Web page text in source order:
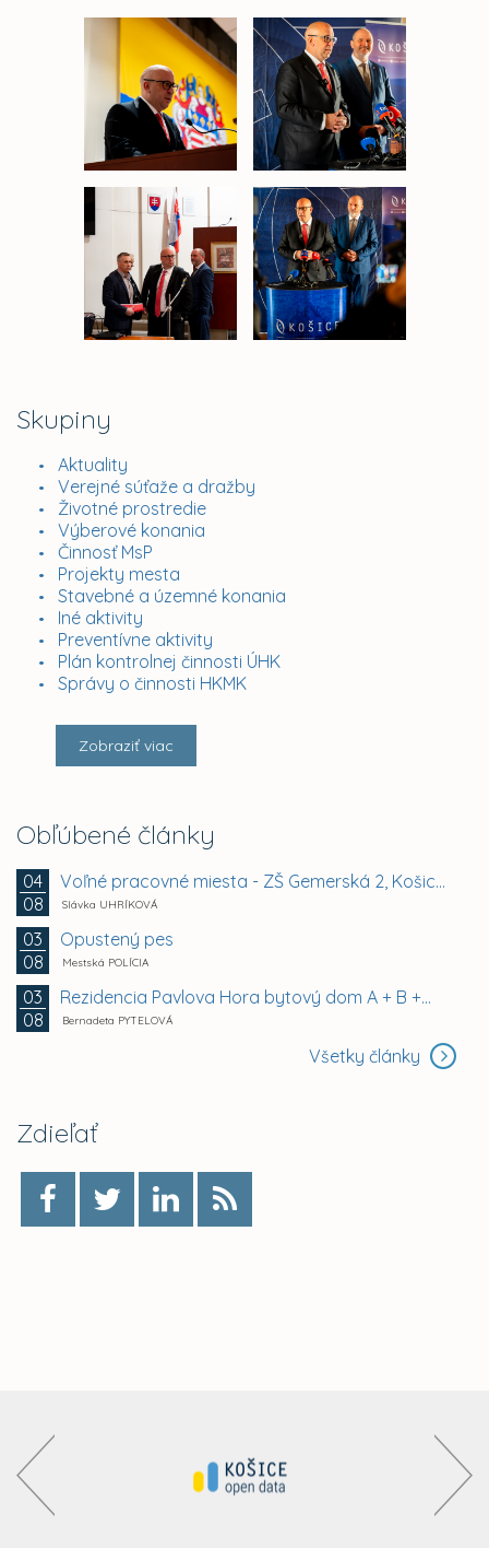
Skupiny
Aktuality
Verejné súťaže a dražby
Životné prostredie
Výberové konania
Činnosť MsP
Projekty mesta
Stavebné a územné konania
Iné aktivity
Preventívne aktivity
Plán kontrolnej činnosti ÚHK
Správy o činnosti HKMK
Zobraziť viac
Obľúbené články
04
08
Voľné pracovné miesta - ZŠ Gemerská 2, Košice -...
Slávka UHRÍKOVÁ
03
08
Opustený pes
Mestská POLÍCIA
03
08
Rezidencia Pavlova Hora bytový dom A + B +...
Bernadeta PYTELOVÁ
Všetky články
Zdieľať